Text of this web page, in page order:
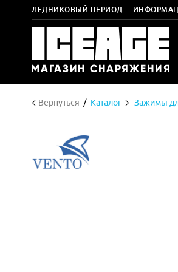
ЛЕДНИКОВЫЙ ПЕРИОД
Вернуться Каталог Зажимы